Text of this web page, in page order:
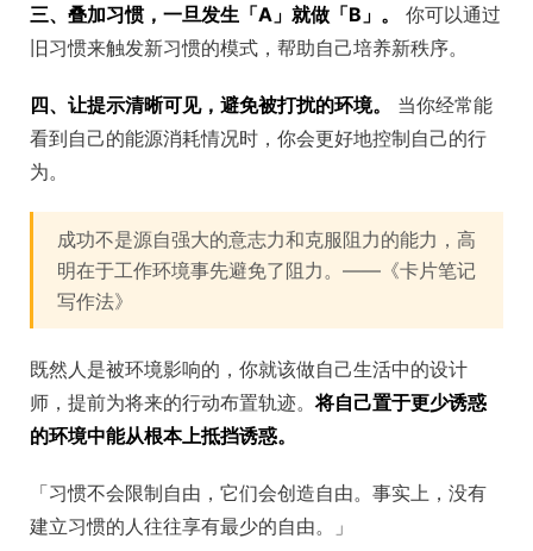
三、叠加习惯，一旦发生「A」就做「B」。
你可以通过
旧习惯来触发新习惯的模式，帮助自己培养新秩序。
四、让提示清晰可见，避免被打扰的环境。
当你经常能
看到自己的能源消耗情况时，你会更好地控制自己的行
为。
成功不是源自强大的意志力和克服阻力的能力，高
明在于工作环境事先避免了阻力。——《卡片笔记
写作法》
既然人是被环境影响的，你就该做自己生活中的设计
师，提前为将来的行动布置轨迹。将自己置于更少诱惑
的环境中能从根本上抵挡诱惑。
「习惯不会限制自由，它们会创造自由。事实上，没有
建立习惯的人往往享有最少的自由。」